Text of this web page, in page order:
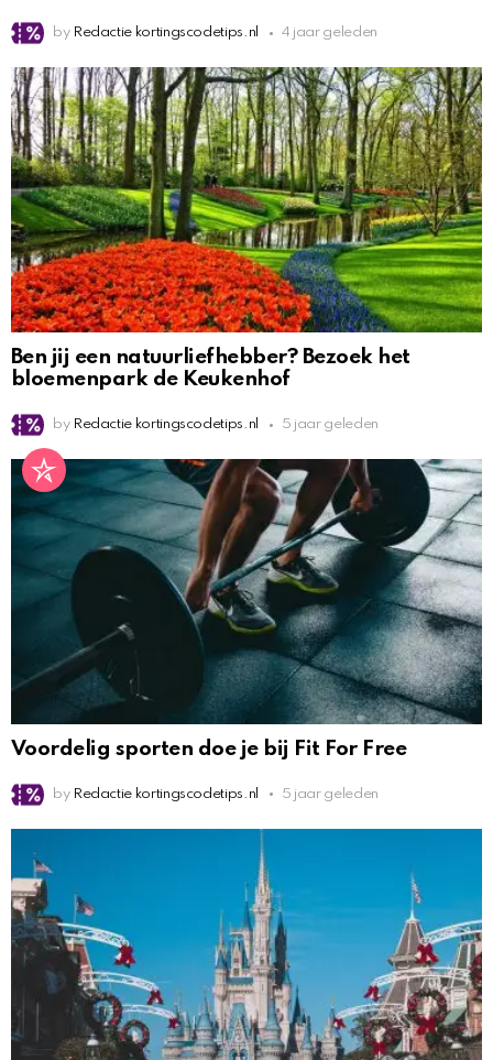
by Redactie kortingscodetips.nl 4 jaar geleden
Ben jij een natuurliefhebber? Bezoek het
bloemenpark de Keukenhof
by Redactie kortingscodetips.nl 5 jaar geleden
Voordelig sporten doe je bij Fit For Free
by Redactie kortingscodetips.nl 5 jaar geleden